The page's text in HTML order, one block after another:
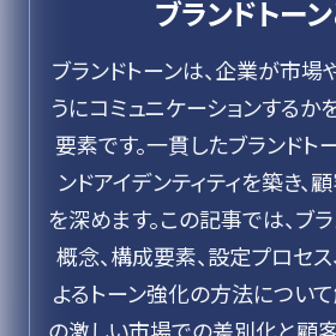
ブランドトーン
ブランドトーンは、企業が市
うにコミュニケーションする
要素です。一貫したブランドト
ンドアイデンティティを築き
を深めます。この記事では、ブ
概念、構成要素、設定プロセ
よるトーン強化の方法につい